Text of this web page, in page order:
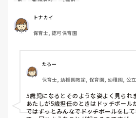
•鬼にタッチされると、後までひきづっ
•不利な状況になると「今は休憩！」と
などの姿が出てくる時があります。
運動神経がよく、勝ち負けに対するこ
にそうなります。
まだまだ負けを受け入れるのが難し
トナカイ
保育士, 認可保育園
たろー
保育士, 幼稚園教諭, 保育園, 幼稚園, 公
5歳児になるとそのような姿よく見られ
あたしが5歳担任のときはドッチボール
ではずっとみんなでドッチボールをし